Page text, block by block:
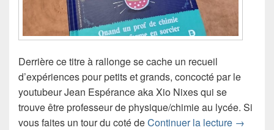
Derrière ce titre à rallonge se cache un recueil
d’expériences pour petits et grands, concocté par le
youtubeur Jean Espérance aka Xio Nixes qui se
trouve être professeur de physique/chimie au lycée. Si
vous faites un tour du coté deContinuer la lecture →